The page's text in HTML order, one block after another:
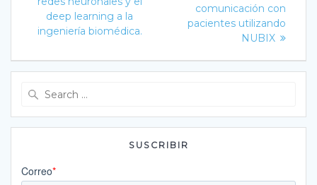
entradas
deep learning a la
ingeniería biomédica.
comunicación con
pacientes utilizando
NUBIX
SUSCRIBIR